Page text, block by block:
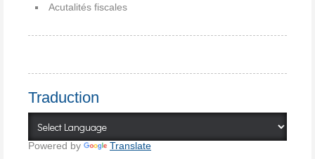
Acutalités fiscales
Traduction
Powered by Translate